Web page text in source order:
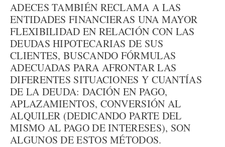
ADECES TAMBIÉN RECLAMA A LAS
ENTIDADES FINANCIERAS UNA MAYOR
FLEXIBILIDAD EN RELACIÓN CON LAS
DEUDAS HIPOTECARIAS DE SUS
CLIENTES, BUSCANDO FÓRMULAS
ADECUADAS PARA AFRONTAR LAS
DIFERENTES SITUACIONES Y CUANTÍAS
DE LA DEUDA: DACIÓN EN PAGO,
APLAZAMIENTOS, CONVERSIÓN AL
ALQUILER (DEDICANDO PARTE DEL
MISMO AL PAGO DE INTERESES), SON
ALGUNOS DE ESTOS MÉTODOS.